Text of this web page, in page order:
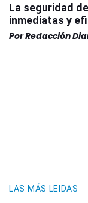
La seguridad
inmediatas y
PorRedacción
LAS MÁS LEIDAS